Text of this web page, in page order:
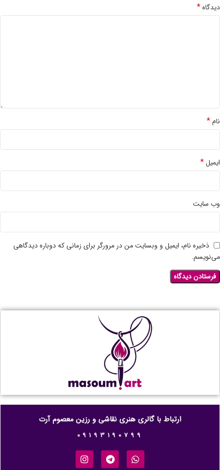
دیدگاه*
نام*
ایمیل*
وب‌ سایت
ذخیره نام، ایمیل و وبسایت من در مرورگر برای زمانی که دوباره دیدگاهی
می‌نویسم.
ارتباط با گالری هنری نقاشی و رزین معصوم آرت
09193190799